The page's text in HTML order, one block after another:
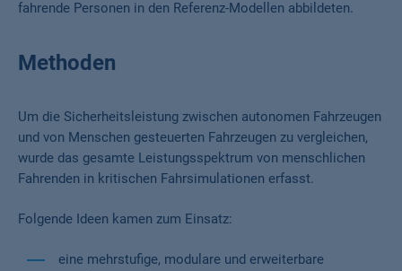
fahrende Personen in den Referenz-Modellen abbildeten.
Methoden
Um die Sicherheitsleistung zwischen autonomen Fahrzeugen
und von Menschen gesteuerten Fahrzeugen zu vergleichen,
wurde das gesamte Leistungsspektrum von menschlichen
Fahrenden in kritischen Fahrsimulationen erfasst.
Folgende Ideen kamen zum Einsatz:
eine mehrstufige, modulare und erweiterbare